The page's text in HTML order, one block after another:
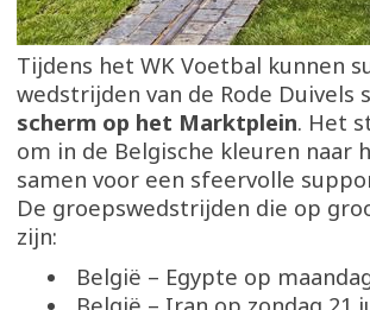
Tijdens het WK Voetbal kunnen
wedstrijden van de Rode Duivels
scherm op het Marktplein. Het
om in de Belgische kleuren naar
samen voor een sfeervolle
De groepswedstrijden die op
zijn:
België – Egypte op